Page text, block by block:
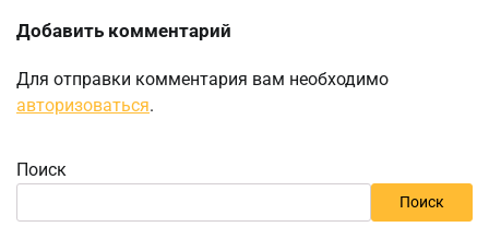
Добавить комментарий
Для отправки комментария вам необходимо
авторизоваться.
Поиск
Поиск